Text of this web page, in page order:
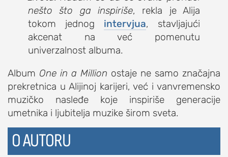
nešto što ga inspiriše, rekla je Alija
tokom jednog intervjua, stavljajući
akcenat na već pomenutu
univerzalnost albuma.
Album One in a Million ostaje ne samo značajna
prekretnica u Alijinoj karijeri, već i vanvremensko
muzičko nasleđe koje inspiriše generacije
umetnika i ljubitelja muzike širom sveta.
O AUTORU